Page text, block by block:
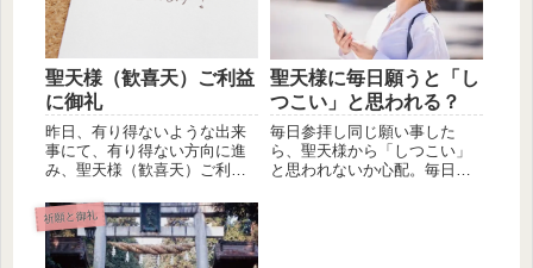
聖天様（歓喜天）ご利益
に御礼
昨日、有り得ないような出来
事にて、有り得ない方向に進
み、聖天様（歓喜天）ご利益
喜天）に...
聖天様に毎日願うと「し
つこい」と思われる？
毎日参拝し同じ願い事した
ら、聖天様から「しつこい」
と思われないか心配。毎日ご
祈願と御礼